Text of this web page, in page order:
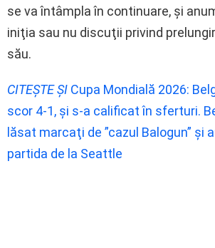
se va întâmpla în continuare, şi
iniţia sau nu discuţii privind
său.
CITEȘTE ȘI Cupa Mondială 2026:
scor 4-1, şi s-a calificat în sferturi.
lăsat marcaţi de ”cazul Balogun” şi
partida de la Seattle